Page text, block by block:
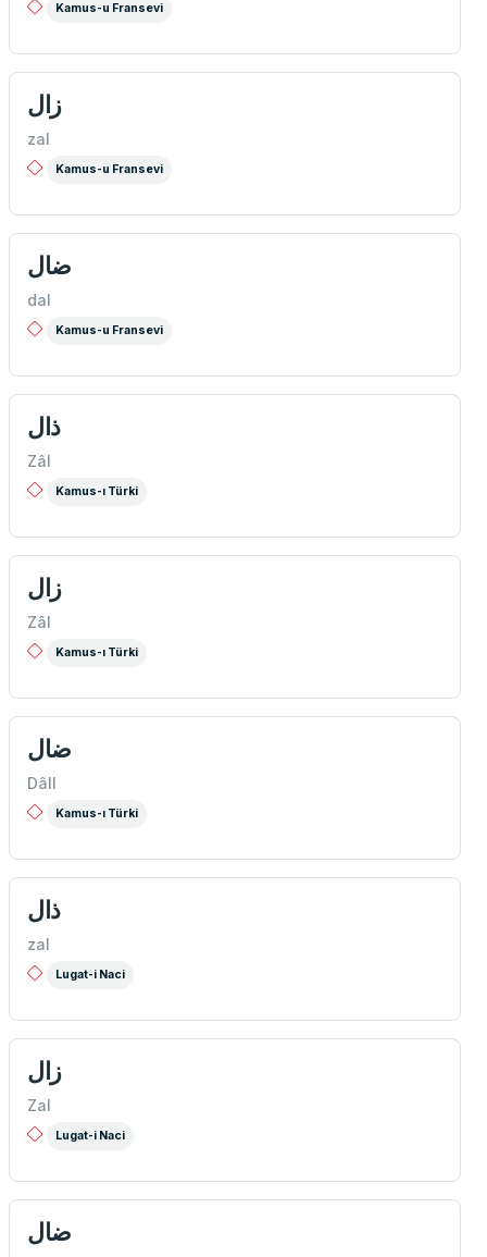
Kamus-u Fransevi
زال
zal
Kamus-u Fransevi
ضال
dal
Kamus-u Fransevi
ذال
Zâl
Kamus-ı Türki
زال
Zâl
Kamus-ı Türki
ضال
Dâll
Kamus-ı Türki
ذال
zal
Lugat-i Naci
زال
Zal
Lugat-i Naci
ضال